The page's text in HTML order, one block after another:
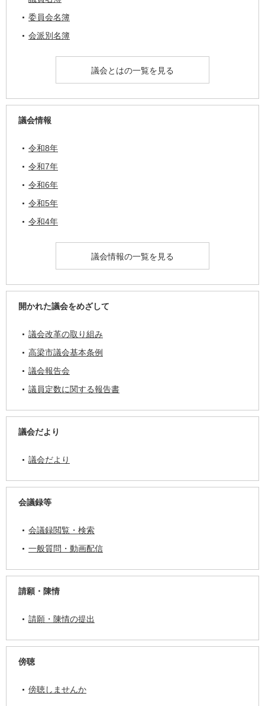
委員会名簿
会派別名簿
議会とはの一覧を見る
議会情報
令和8年
令和7年
令和6年
令和5年
令和4年
議会情報の一覧を見る
開かれた議会をめざして
議会改革の取り組み
高梁市議会基本条例
議会報告会
議員定数に関する報告書
議会だより
議会だより
会議録等
会議録閲覧・検索
一般質問・動画配信
請願・陳情
請願・陳情の提出
傍聴
傍聴しませんか